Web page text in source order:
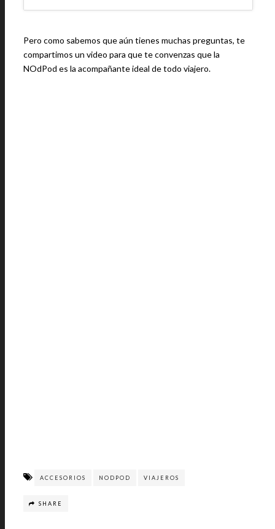
Pero como sabemos que aún tienes muchas preguntas, te
compartimos un video para que te convenzas que la
NOdPod es la acompañante ideal de todo viajero.
ACCESORIOS NODPOD VIAJEROS
SHARE